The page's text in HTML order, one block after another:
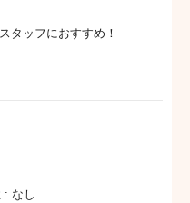
タッフにおすすめ！
: なし